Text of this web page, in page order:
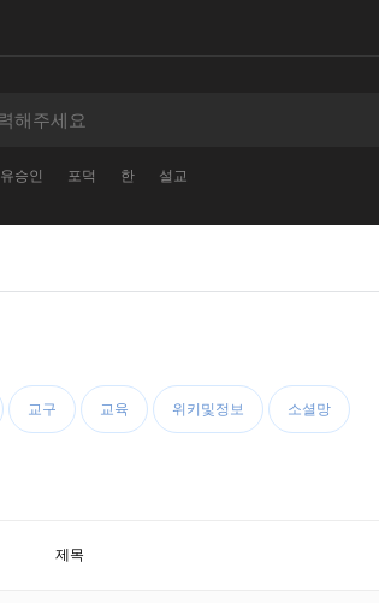
유승인 포덕 한 설교
교구 교육 위키및정보 소셜망
제목